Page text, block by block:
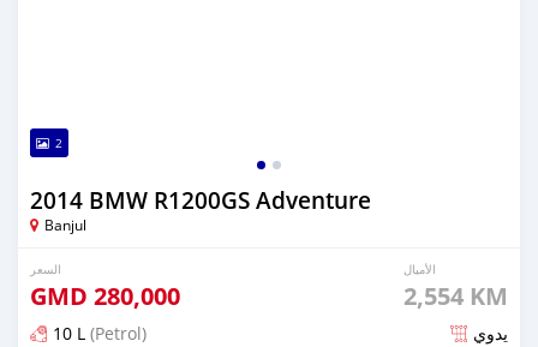
2
2014 BMW R1200GS Adventure
Banjul
السعر
GMD 280,000
الأميال
2,554 KM
10 L (Petrol) يدوي